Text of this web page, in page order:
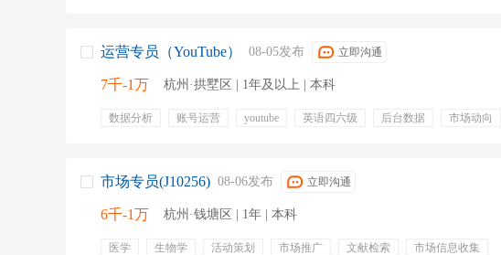
运营专员（YouTube） 08-05发布 立即沟通
7千-1万 杭州·拱墅区 | 1年及以上 | 本科
数据分析 账号运营 youtube 英语四六级 后台数据 市场动向
市场专员(J10256) 08-06发布 立即沟通
6千-1万 杭州·钱塘区 | 1年 | 本科
医学 生物学 活动策划 市场推广 文献检索
市场信息收集